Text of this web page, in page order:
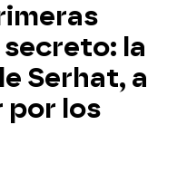
secreto: la
Serhat, a
por los